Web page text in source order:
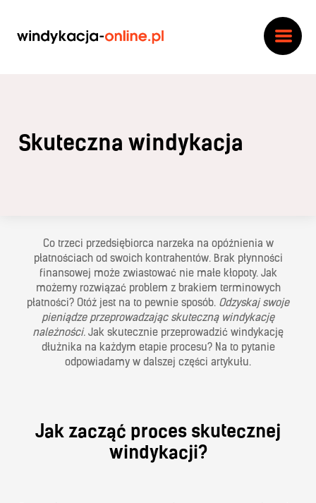
Jak
działa
Skuteczna windykacja
Co trzeci przedsiębiorca narzeka na opóźnienia w
płatnościach od swoich kontrahentów. Brak płynności
finansowej może zwiastować nie małe kłopoty. Jak
możemy rozwiązać problem z brakiem terminowych
płatności? Otóż jest na to pewnie sposób. Odzyskaj swoje
pieniądze przeprowadzając skuteczną windykację
należności. Jak skutecznie przeprowadzić windykację
dłużnika na każdym etapie procesu? Na to pytanie
odpowiadamy w dalszej części artykułu.
Jak zacząć proces skutecznej
windykacji?
zakończona
jest
niemożliwe
Zakończ windykację
Wyślij wiadomość